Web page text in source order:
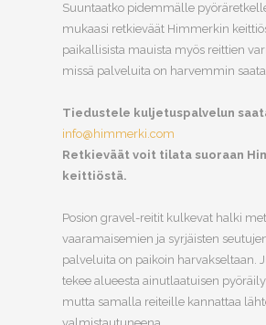
Suuntaatko pidemmälle
mukaasi retkieväät Himmerkin
paikallisista mauista myös reittien
missä palveluita on harvemmin
Tiedustele kuljetuspalvelun
info@himmerki.com
Retkieväät voit tilata suoraan
keittiöstä.
Posion gravel-reitit kulkevat halki
vaaramaisemien ja syrjäisten
palveluita on paikoin harvakseltaan.
tekee alueesta ainutlaatuisen
mutta samalla reiteille kannattaa